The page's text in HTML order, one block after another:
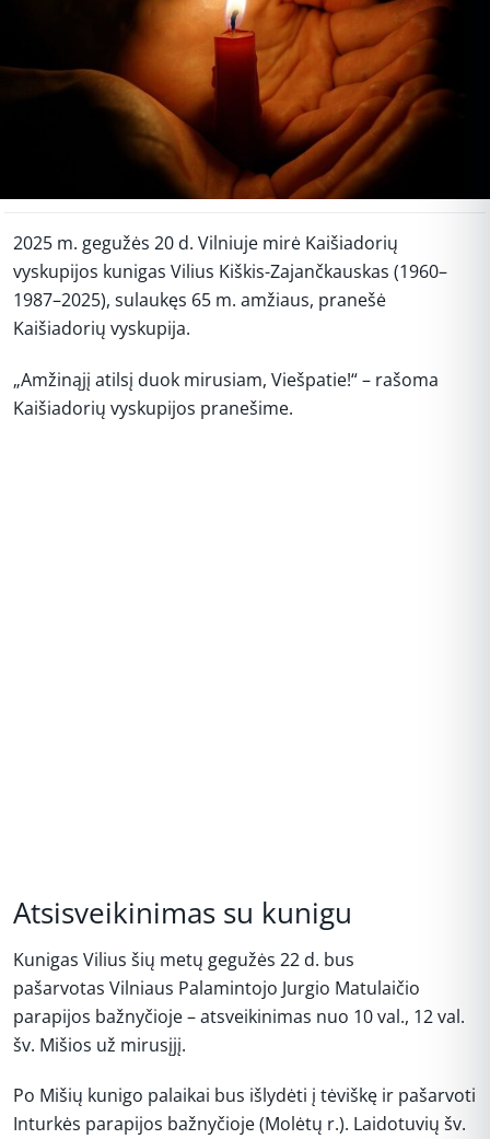
2025 m. gegužės 20 d. Vilniuje mirė Kaišiadorių
vyskupijos kunigas Vilius Kiškis-Zajančkauskas (1960–
1987–2025), sulaukęs 65 m. amžiaus, pranešė
Kaišiadorių vyskupija.
„Amžinąjį atilsį duok mirusiam, Viešpatie!“ – rašoma
Kaišiadorių vyskupijos pranešime.
Atsisveikinimas su kunigu
Kunigas Vilius šių metų gegužės 22 d. bus
pašarvotas Vilniaus Palamintojo Jurgio Matulaičio
parapijos bažnyčioje – atsveikinimas nuo 10 val., 12 val.
šv. Mišios už mirusįjį.
Po Mišių kunigo palaikai bus išlydėti į tėviškę ir pašarvoti
Inturkės parapijos bažnyčioje (Molėtų r.). Laidotuvių šv.